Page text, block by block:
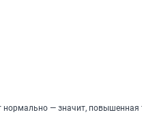
нормально — значит,